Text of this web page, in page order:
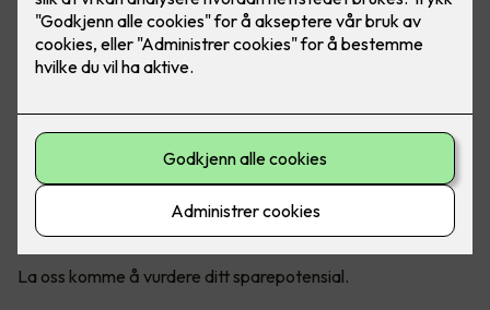
ENØK for boliger
Oslo Elektriske AS bistår med informasjon rundt ENØK. Vi
gir informasjon om hvordan du sparer energi i din bolig. Vi
ønsker tilskudd gjennom Enova sine tilskuddsordninger for
husholdninger.
Det mest vanlige tiltaket innen ENØK, er å montere
nattsenkning på varmeovner, styring av lysforbruket
gjennom bevegelsesdetektorer eller bytte til nye lamper
med mer effektive lyskilder.
La oss komme å vurdere ditt sparepotensial.